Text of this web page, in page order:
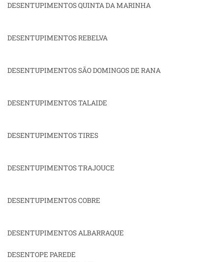
DESENTUPIMENTOS QUINTA DA MARINHA
DESENTUPIMENTOS REBELVA
DESENTUPIMENTOS SÃO DOMINGOS DE RANA
DESENTUPIMENTOS TALAIDE
DESENTUPIMENTOS TIRES
DESENTUPIMENTOS TRAJOUCE
DESENTUPIMENTOS COBRE
DESENTUPIMENTOS ALBARRAQUE
DESENTOPE PAREDE